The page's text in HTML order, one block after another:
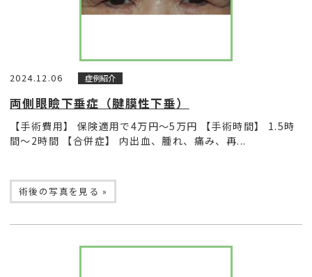
2024.12.06 症例紹介
両側眼瞼下垂症（腱膜性下垂）
【手術費用】 保険適用で4万円〜5万円 【手術時間】 1.5時
間〜2時間 【合併症】 内出血、腫れ、痛み、再...
術後の写真を見る »